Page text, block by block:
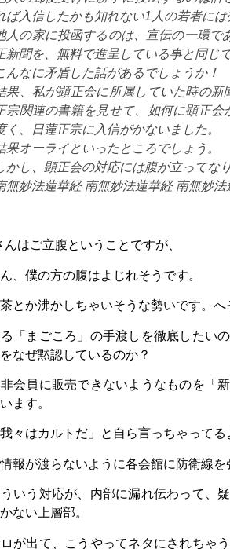
ば入信したかも知れない1人の若者には
人の家に投函するのは、宣伝の一環
新聞を、無料で進呈している事と同じで
んなに矛盾した話があるでしょうか！
果、私が顕正会に所属していた時の
宗関連の書籍を見せて、如何に顕正
く、日蓮正宗に入信がかないました。
果オーライといったところでしょう。
かし、顕正会の対応には腹が立ってな
無妙法蓮華経 南無妙法蓮華経 南無妙法
んはご立腹ということですが、
、僕の方の腹はよじれそうです。
とか沸かしちゃいそうな勢いです。へ
「まごころ」の手渡しを徹底したい
なぜ黙認しているのか？
会員に販売できないようなものを「
ます。
々はカルトだ」と自ら言っちゃってる
報が渡らないように各会館に防衛線を
いう対応が、内部に漏れ伝わって、
ない上層部。
が出て、こうやってネタにされちゃ